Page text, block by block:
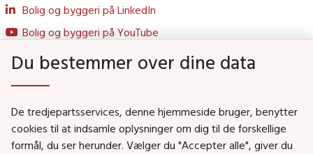
Bolig og byggeri på LinkedIn
Bolig og byggeri på YouTube
Social- og Boligministeriet
Job i Social- og Boligstyrelsen
Du bestemmer over dine data
De tredjepartsservices, denne hjemmeside bruger, benytter
cookies til at indsamle oplysninger om dig til de forskellige
formål, du ser herunder. Vælger du "Accepter alle", giver du